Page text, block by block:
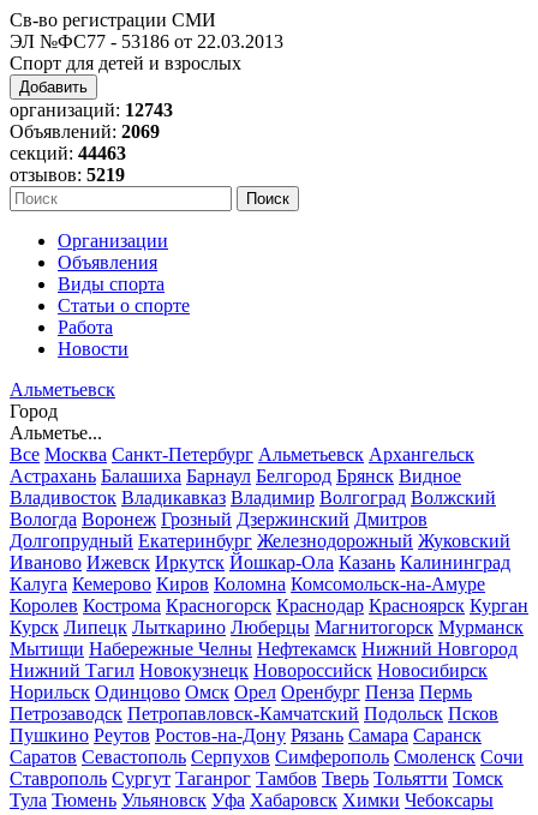
Св-во регистрации СМИ
ЭЛ №ФС77 - 53186 от 22.03.2013
Спорт для детей и взрослых
Добавить
организаций: 12743
Объявлений: 2069
секций: 44463
отзывов: 5219
Организации
Объявления
Виды спорта
Статьи о спорте
Работа
Новости
Альметьевск
Город
Альметье...
Все Москва Санкт-Петербург Альметьевск Архангельск
Астрахань Балашиха Барнаул Белгород Брянск Видное
Владивосток Владикавказ Владимир Волгоград Волжский
Вологда Воронеж Грозный Дзержинский Дмитров
Долгопрудный Екатеринбург Железнодорожный Жуковский
Иваново Ижевск Иркутск Йошкар-Ола Казань Калининград
Калуга Кемерово Киров Коломна Комсомольск-на-Амуре
Королев Кострома Красногорск Краснодар Красноярск Курган
Курск Липецк Лыткарино Люберцы Магнитогорск Мурманск
Мытищи Набережные Челны Нефтекамск Нижний Новгород
Нижний Тагил Новокузнецк Новороссийск Новосибирск
Норильск Одинцово Омск Орел Оренбург Пенза Пермь
Петрозаводск Петропавловск-Камчатский Подольск Псков
Пушкино Реутов Ростов-на-Дону Рязань Самара Саранск
Саратов Севастополь Серпухов Симферополь Смоленск Сочи
Ставрополь Сургут Таганрог Тамбов Тверь Тольятти Томск
Тула Тюмень Ульяновск Уфа Хабаровск Химки Чебоксары